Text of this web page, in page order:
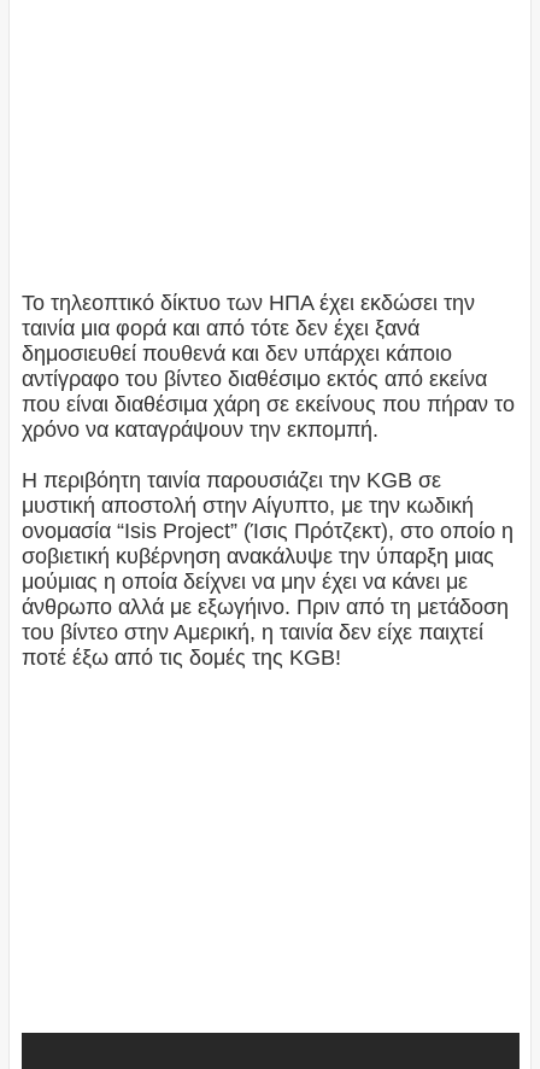
Το τηλεοπτικό δίκτυο των ΗΠΑ έχει εκδώσει την
ταινία μια φορά και από τότε δεν έχει ξανά
δημοσιευθεί πουθενά και δεν υπάρχει κάποιο
αντίγραφο του βίντεο διαθέσιμο εκτός από εκείνα
που είναι διαθέσιμα χάρη σε εκείνους που πήραν το
χρόνο να καταγράψουν την εκπομπή.
Η περιβόητη ταινία παρουσιάζει την KGB σε
μυστική αποστολή στην Αίγυπτο, με την κωδική
ονομασία “Isis Project” (Ίσις Πρότζεκτ), στο οποίο η
σοβιετική κυβέρνηση ανακάλυψε την ύπαρξη μιας
μούμιας η οποία δείχνει να μην έχει να κάνει με
άνθρωπο αλλά με εξωγήινο. Πριν από τη μετάδοση
του βίντεο στην Αμερική, η ταινία δεν είχε παιχτεί
ποτέ έξω από τις δομές της KGB!